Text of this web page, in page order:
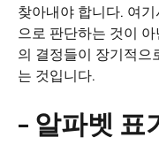
찾아내야 합니다. 여
으로 판단하는 것이
의 결정들이 장기적으
는 것입니다.
– 알파벳 표